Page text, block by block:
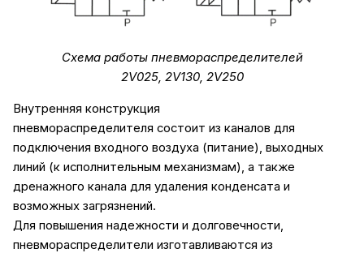
Схема работы пневмораспределителей
2V025, 2V130, 2V250
Внутренняя конструкция
пневмораспределителя состоит из каналов для
подключения входного воздуха (питание), выходных
линий (к исполнительным механизмам), а также
дренажного канала для удаления конденсата и
возможных загрязнений.
Для повышения надежности и долговечности,
пневмораспределители изготавливаются из